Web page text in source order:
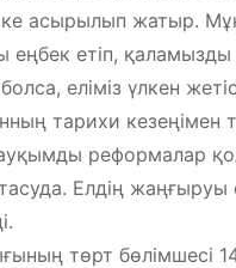
асырылып жатыр.
етіп, қаламызды
еліміз үлкен
тарихи кезеңімен
реформалар
Елдің
төрт бөлімшесі